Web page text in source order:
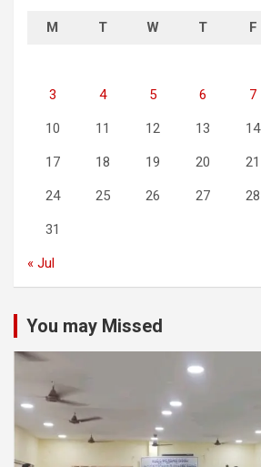
M T W T F
3 4 5 6 7
10 11 12 13 14
17 18 19 20 21
24 25 26 27 28
31
« Jul
You may Missed